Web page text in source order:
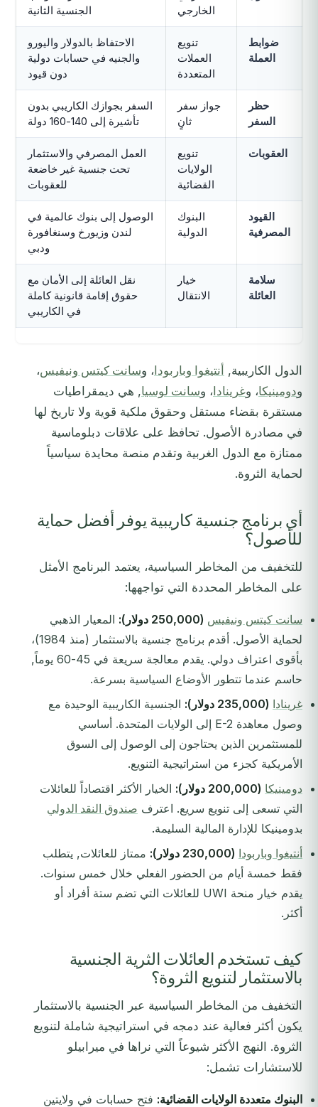
الخارجي
الجنسية الثانية
ضوابط
العملة
تنويع
العملات
المتعددة
الاحتفاظ بالدولار واليورو
والجنيه في حسابات دولية
دون قيود
حظر
السفر
جواز سفر
ثانٍ
السفر بجوازك الكاريبي بدون
تأشيرة إلى 140-160 دولة
العقوبات
تنويع
الولايات
القضائية
العمل المصرفي والاستثمار
تحت جنسية غير خاضعة
للعقوبات
القيود
المصرفية
البنوك
الدولية
الوصول إلى بنوك عالمية في
لندن وزيورخ وسنغافورة
ودبي
سلامة
العائلة
خيار
الانتقال
نقل العائلة إلى الأمان مع
حقوق إقامة قانونية كاملة
في الكاريبي
الدول الكاريبية, أنتيغوا وباربودا ، وسانت كيتس ونيفيس،
ودومينيكا، وغرينادا ، وسانت لوسيا, هي ديمقراطيات
مستقرة بقضاء مستقل وحقوق ملكية قوية ولا تاريخ لها
في مصادرة الأصول. تحافظ على علاقات دبلوماسية
ممتازة مع الدول الغربية وتقدم منصة محايدة سياسياً
لحماية الثروة.
أي برنامج جنسية كاريبية يوفر أفضل حماية
للأصول؟
للتخفيف من المخاطر السياسية، يعتمد البرنامج الأمثل
على المخاطر المحددة التي تواجهها:
سانت كيتس ونيفيس (250,000 دولار):
المعيار الذهبي
لحماية الأصول. أقدم برنامج جنسية بالاستثمار (منذ 1984)،
بأقوى اعتراف دولي. يقدم معالجة سريعة في 45-60 يوماً,
حاسم عندما تتطور الأوضاع السياسية بسرعة.
غرينادا (235,000 دولار):
الجنسية الكاريبية الوحيدة مع
وصول معاهدة E-2 إلى الولايات المتحدة. أساسي
للمستثمرين الذين يحتاجون إلى الوصول إلى السوق
الأمريكية كجزء من استراتيجية التنويع.
دومينيكا (200,000 دولار):
الخيار الأكثر اقتصاداً للعائلات
التي تسعى إلى تنويع سريع. اعترف صندوق النقد الدولي
بدومينيكا للإدارة المالية السليمة.
أنتيغوا وباربودا (230,000 دولار):
ممتاز للعائلات, يتطلب
فقط خمسة أيام من الحضور الفعلي خلال خمس سنوات.
يقدم خيار منحة UWI للعائلات التي تضم ستة أفراد أو
أكثر.
كيف تستخدم العائلات الثرية الجنسية
بالاستثمار لتنويع الثروة؟
التخفيف من المخاطر السياسية عبر الجنسية بالاستثمار
يكون أكثر فعالية عند دمجه في استراتيجية شاملة لتنويع
الثروة. النهج الأكثر شيوعاً التي نراها في ميرابيلو
للاستشارات تشمل:
البنوك متعددة الولايات القضائية: فتح حسابات في ولايتين